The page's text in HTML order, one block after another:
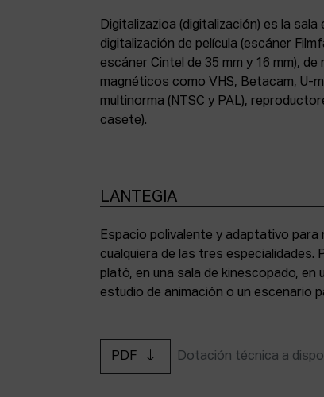
Digitalizazioa (digitalización) es la
digitalización de película (escáner
escáner Cintel de 35 mm y 16 mm),
magnéticos como VHS, Betacam, U-
multinorma (NTSC y PAL),
casete).
LANTEGIA
Espacio polivalente y adaptativo para
cualquiera de las tres especialidades.
plató, en una sala de kinescopado, en
estudio de animación o un escenario
PDF Dotación técnica a